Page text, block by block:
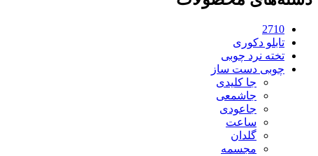
2710
تابلو دکوری
تخته نرد چوبی
چوبی دست ساز
جا کلیدی
جاشمعی
جاعودی
ساعت
گلدان
مجسمه